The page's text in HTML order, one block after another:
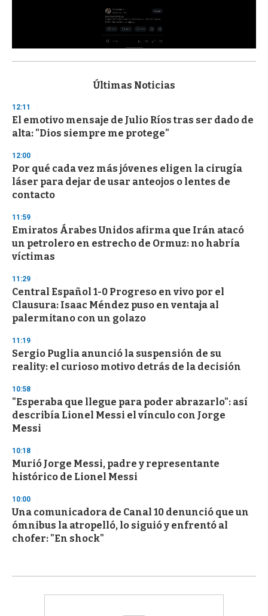
s
d
s
o
f
3
s
e
c
o
d
s
Últimas Noticias
12:11
El emotivo mensaje de Julio Ríos tras ser dado de
alta: "Dios siempre me protege"
12:00
Por qué cada vez más jóvenes eligen la cirugía
láser para dejar de usar anteojos o lentes de
contacto
11:59
Emiratos Árabes Unidos afirma que Irán atacó
un petrolero en estrecho de Ormuz: no habría
víctimas
11:29
Central Español 1-0 Progreso en vivo por el
Clausura: Isaac Méndez puso en ventaja al
palermitano con un golazo
11:19
Sergio Puglia anunció la suspensión de su
reality: el curioso motivo detrás de la decisión
10:58
"Esperaba que llegue para poder abrazarlo": así
describía Lionel Messi el vínculo con Jorge
Messi
10:18
Murió Jorge Messi, padre y representante
histórico de Lionel Messi
10:00
Una comunicadora de Canal 10 denunció que un
ómnibus la atropelló, lo siguió y enfrentó al
chofer: "En shock"